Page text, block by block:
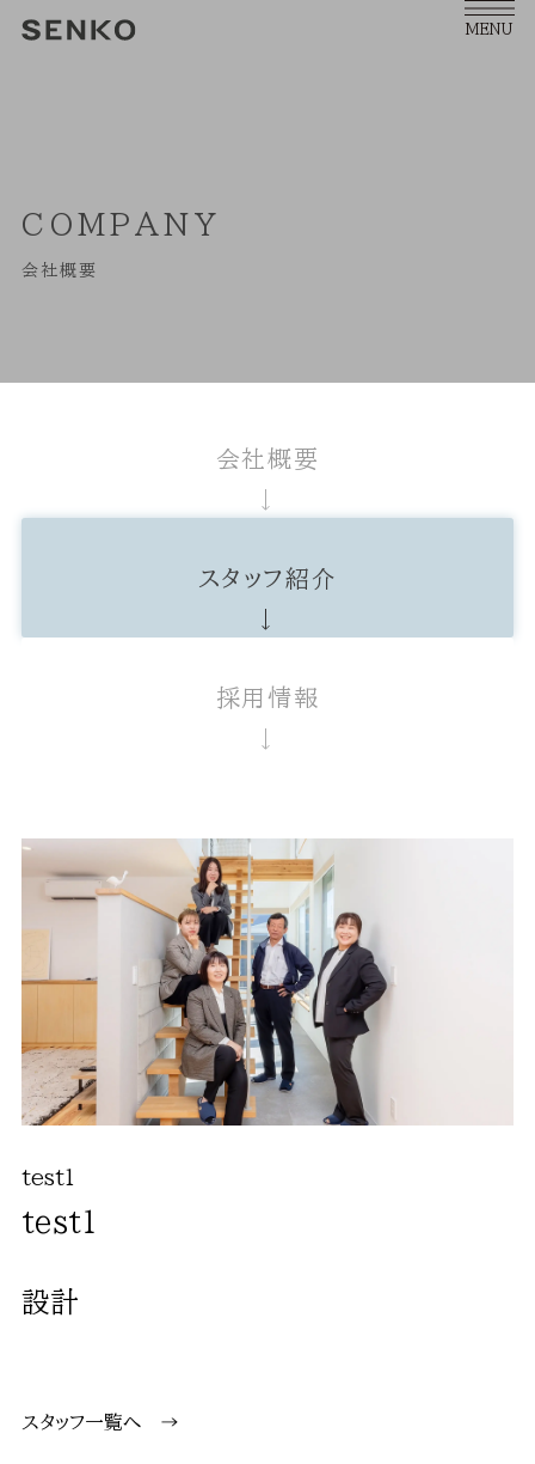
MENU
COMPANY
会社概要
会社概要
スタッフ紹介
採用情報
test1
test1
設計
スタッフ一覧へ →